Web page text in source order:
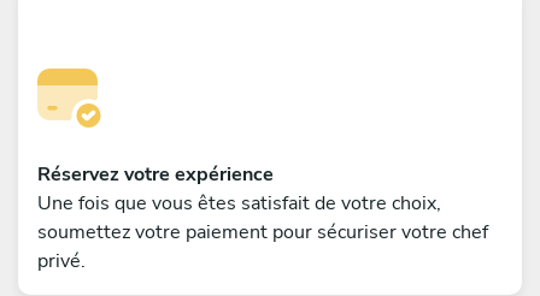
Réservez votre expérience
Une fois que vous êtes satisfait de votre choix,
soumettez votre paiement pour sécuriser votre chef
privé.